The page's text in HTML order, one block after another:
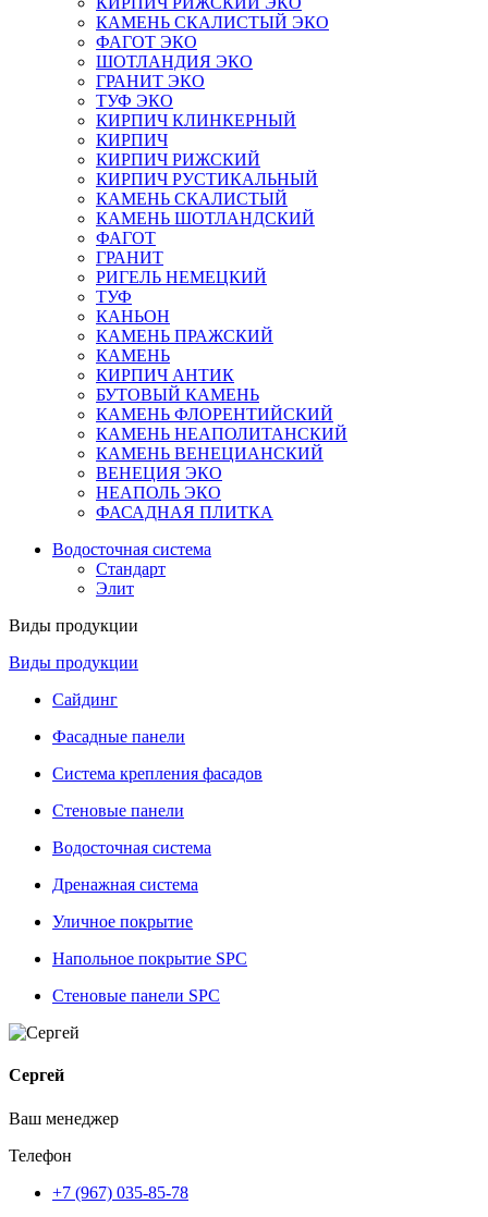
КАМЕНЬ СКАЛИСТЫЙ ЭКО
ФАГОТ ЭКО
ШОТЛАНДИЯ ЭКО
ГРАНИТ ЭКО
ТУФ ЭКО
КИРПИЧ КЛИНКЕРНЫЙ
КИРПИЧ
КИРПИЧ РИЖСКИЙ
КИРПИЧ РУСТИКАЛЬНЫЙ
КАМЕНЬ СКАЛИСТЫЙ
КАМЕНЬ ШОТЛАНДСКИЙ
ФАГОТ
ГРАНИТ
РИГЕЛЬ НЕМЕЦКИЙ
ТУФ
КАНЬОН
КАМЕНЬ ПРАЖСКИЙ
КАМЕНЬ
КИРПИЧ АНТИК
БУТОВЫЙ КАМЕНЬ
КАМЕНЬ ФЛОРЕНТИЙСКИЙ
КАМЕНЬ НЕАПОЛИТАНСКИЙ
КАМЕНЬ ВЕНЕЦИАНСКИЙ
ВЕНЕЦИЯ ЭКО
НЕАПОЛЬ ЭКО
ФАСАДНАЯ ПЛИТКА
Водосточная система
Стандарт
Элит
Виды продукции
Виды продукции
Сайдинг
Фасадные панели
Система крепления фасадов
Стеновые панели
Водосточная система
Дренажная система
Уличное покрытие
Напольное покрытие SPC
Стеновые панели SPC
Сергей
Ваш менеджер
Телефон
+7 (967) 035-85-78